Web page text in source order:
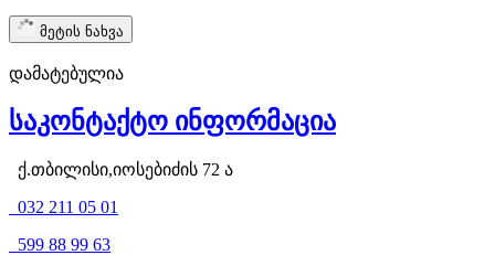
მეტის ნახვა
დამატებულია
საკონტაქტო ინფორმაცია
ქ.თბილისი,იოსებიძის 72 ა
032 211 05 01
599 88 99 63